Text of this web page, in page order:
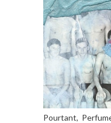
Pourtant,